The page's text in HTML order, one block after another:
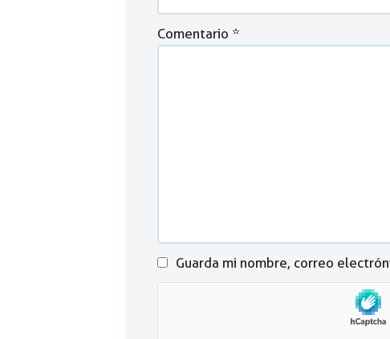
Comentario *
Guarda mi nombre, correo